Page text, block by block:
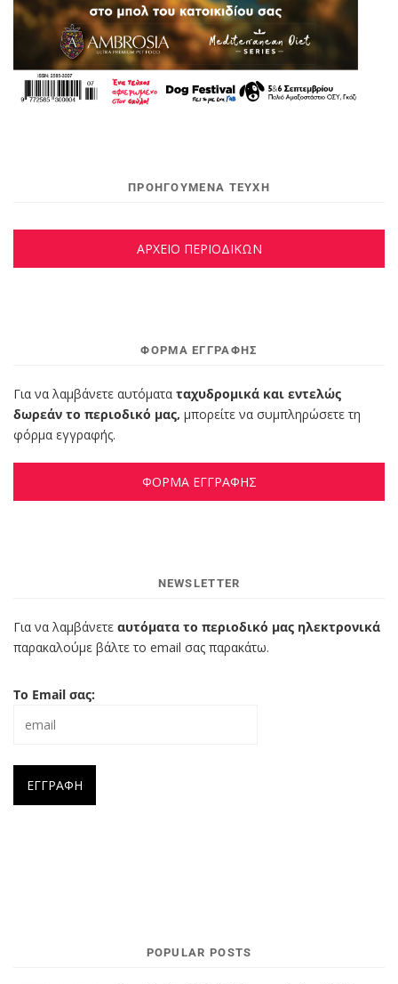
ΠΡΟΗΓΟΥΜΕΝΑ ΤΕΥΧΗ
ΑΡΧΕΙΟ ΠΕΡΙΟΔΙΚΩΝ
ΦΌΡΜΑ ΕΓΓΡΑΦΉΣ
Για να λαμβάνετε αυτόματα ταχυδρομικά και εντελώς
δωρεάν το περιοδικό μας, μπορείτε να συμπληρώσετε τη
φόρμα εγγραφής.
ΦΟΡΜΑ ΕΓΓΡΑΦΗΣ
NEWSLETTER
Για να λαμβάνετε αυτόματα το περιοδικό μας ηλεκτρονικά
παρακαλούμε βάλτε το email σας παρακάτω.
Το Email σας:
POPULAR POSTS